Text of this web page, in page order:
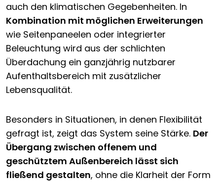
auch den klimatischen Gegebenheiten. In
Kombination mit möglichen Erweiterungen
wie Seitenpaneelen oder integrierter
Beleuchtung wird aus der schlichten
Überdachung ein ganzjährig nutzbarer
Aufenthaltsbereich mit zusätzlicher
Lebensqualität.
Besonders in Situationen, in denen Flexibilität
gefragt ist, zeigt das System seine Stärke. Der
Übergang zwischen offenem und
geschütztem Außenbereich lässt sich
fließend gestalten, ohne die Klarheit der Form